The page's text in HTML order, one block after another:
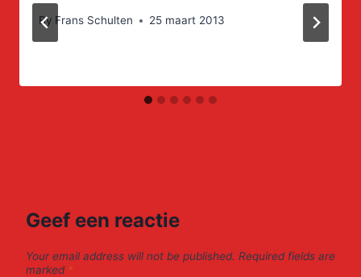
By Frans Schulten 25 maart 2013
Geef een reactie
Your email address will not be published. Required fields are
marked *